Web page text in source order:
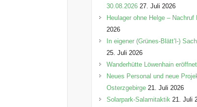
30.08.2026 27. Juli 2026
Heulager ohne Helge – Nachruf
2026
In eigener (Grünes-Blätt’l-)
25. Juli 2026
Wanderhütte Löwenhain eröffnet
Neues Personal und neue
Osterzgebirge 21. Juli 2026
Solarpark-Salamitaktik 21. Juli